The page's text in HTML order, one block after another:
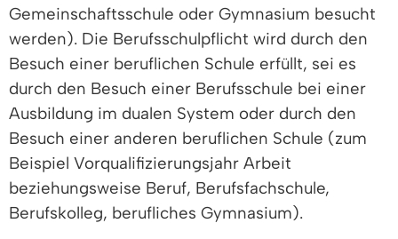
Gemeinschaftsschule oder Gymnasium besucht
werden). Die Berufsschulpflicht wird durch den
Besuch einer beruflichen Schule erfüllt, sei es
durch den Besuch einer Berufsschule bei einer
Ausbildung im dualen System oder durch den
Besuch einer anderen beruflichen Schule (zum
Beispiel Vorqualifizierungsjahr Arbeit
beziehungsweise Beruf, Berufsfachschule,
Berufskolleg, berufliches Gymnasium).